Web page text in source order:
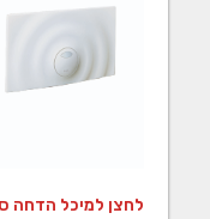
לחצן למיכל הדחה